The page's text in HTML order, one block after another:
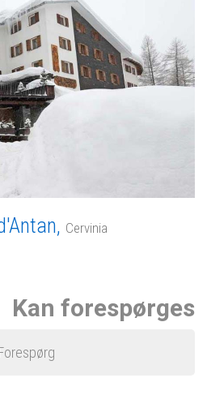
Cervinia
Kan forespørges